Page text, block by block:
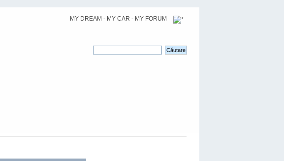
MY DREAM - MY CAR - MY FORUM